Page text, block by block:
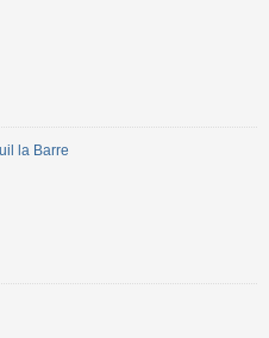
la Barre